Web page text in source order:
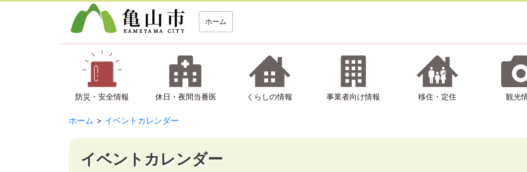
ホーム
防災・安全情報 休日・夜間当番医 くらしの情報 事業者向け情報 移住・定住 観光
ホーム イベントカレンダー
イベントカレンダー